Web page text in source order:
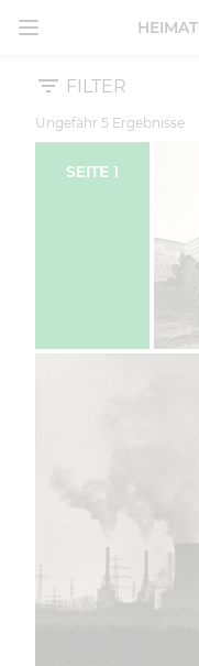
MENÜ ÖFFNENHEIMAT
FILTER
Ungefähr 5 Ergebnisse
SEITE 1